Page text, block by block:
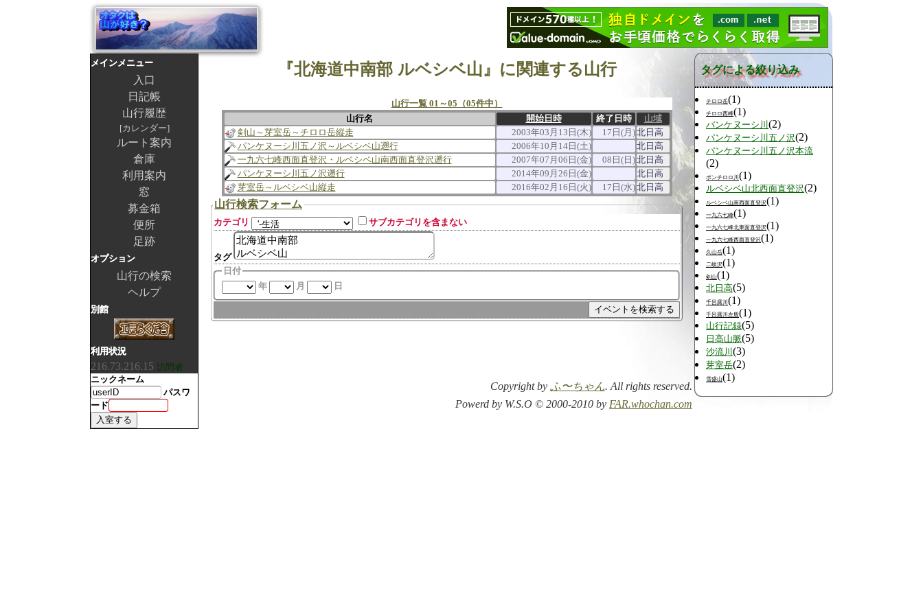
『北海道中南部 ルベシベ山』に関連する山行
山行一覧 01～05（05件中）
山行名
開始日時 終了日時
山域
剣山～芽室岳～チロロ岳縦走
2003年03月13日(木) 17日(月)北日高
パンケヌーシ川五ノ沢～ルベシベ山遡行
2006年10月14日(土)
北日高
一九六七峰西面直登沢・ルベシベ山南西面直登沢遡行
2007年07月06日(金) 08日(日)北日高
パンケヌーシ川五ノ沢遡行
2014年09月26日(金)
北日高
芽室岳～ルベシベ山縦走
2016年02月16日(火) 17日(水)北日高
山行検索フォーム
カテゴリ サブカテゴリを含まない
タグ
日付
年
月 日
タグによる絞り込み
チロロ岳(1)
チロロ西峰(1)
パンケヌーシ川 (2)
パンケヌーシ川五ノ沢(2)
パンケヌーシ川五ノ沢本流
(2)
ポンチロロ川 (1)
ルベシベ山北西面直登沢(2)
ルベシベ山南西面直登沢(1)
一九六七峰(1)
一九六七峰北東面直登沢(1)
一九六七峰西面直登沢(1)
久山岳(1)
二岐沢(1)
剣山(1)
北日高(5)
千呂露川 (1)
千呂露川左股(1)
山行記録(5)
日高山脈(5)
沙流川 (3)
芽室岳(2)
雪盛山(1)
メインメニュー
入口
日記帳
山行履歴
カレンダー
ルート案内
倉庫
利用案内
窓
募金箱
便所
足跡
オプション
山行の検索
ヘルプ
別館
利用状況
216.73.216.15 訪問者
ニックネーム
パスワ
ード
Copyright by ふ〜ちゃん. All rights reserved.
Powerd by W.S.O © 2000-2010 by FAR.whochan.com